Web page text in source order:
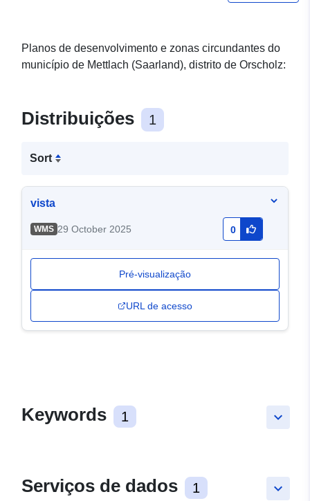
Planos de desenvolvimento e zonas circundantes do
município de Mettlach (Saarland), distrito de Orscholz:
Distribuições 1
Sort
vista
WMS 29 October 2025 0
Pré-visualização
URL de acesso
keyboard_arrow_down
Keywords 1
keyboard_arrow_down
Serviços de dados 1